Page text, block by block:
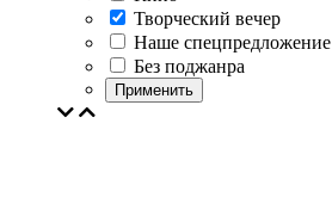
Творческий вечер
Наше спецпредложение
Без поджанра
Применить